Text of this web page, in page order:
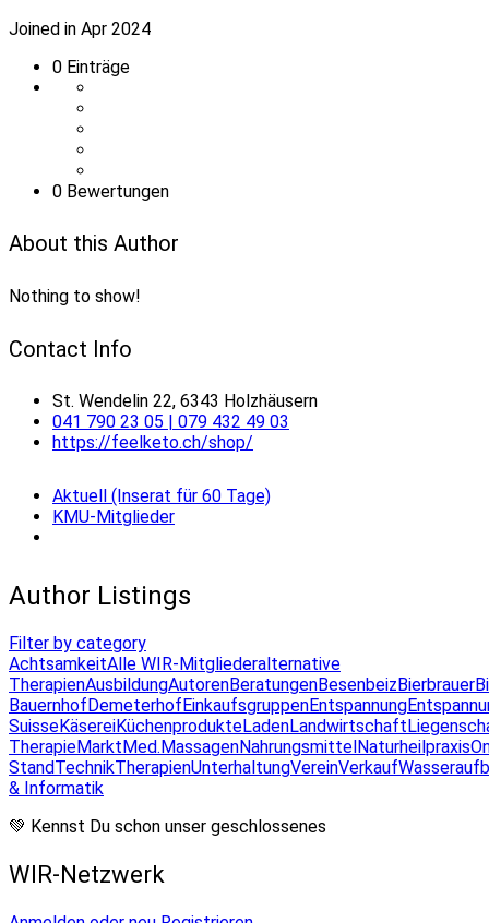
Joined in Apr 2024
0 Einträge
0 Bewertungen
About this Author
Nothing to show!
Contact Info
St. Wendelin 22, 6343 Holzhäusern
041 790 23 05 | 079 432 49 03
https://feelketo.ch/shop/
Aktuell (Inserat für 60 Tage)
KMU-Mitglieder
Author Listings
Filter by category
AchtsamkeitAlle WIR-Mitgliederalternative
TherapienAusbildungAutorenBeratungenBesenbeizBierbrauer
BauernhofDemeterhofEinkaufsgruppenEntspannung
SuisseKäsereiKüchenprodukteLadenLandwirtschaft
TherapieMarktMed.MassagenNahrungsmittelNaturheilpraxis
StandTechnikTherapienUnterhaltungVereinVerkauf
& Informatik
💚 Kennst Du schon unser geschlossenes
WIR-Netzwerk